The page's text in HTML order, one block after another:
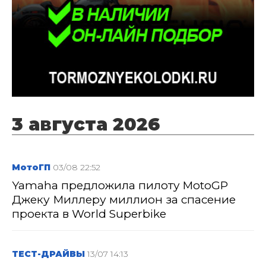
3 августа 2026
МотоГП 03/08 22:52
Yamaha предложила пилоту MotoGP
Джеку Миллеру миллион за спасение
проекта в World Superbike
ТЕСТ-ДРАЙВЫ 13/07 14:13